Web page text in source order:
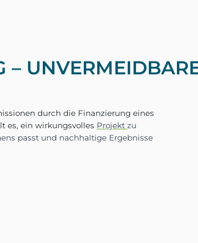
und hat mit FORLIANCE
–